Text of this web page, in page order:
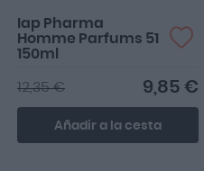
Iap Pharma
Homme Parfums 51
150ml
9,85 €
12,35 €
Añadir a la cesta